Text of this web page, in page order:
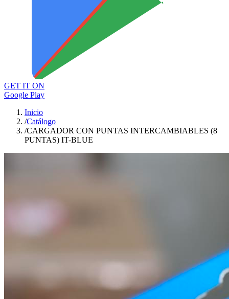
GET IT ON
Google Play
Inicio
/Catálogo
/CARGADOR CON PUNTAS INTERCAMBIABLES (8
PUNTAS) IT-BLUE